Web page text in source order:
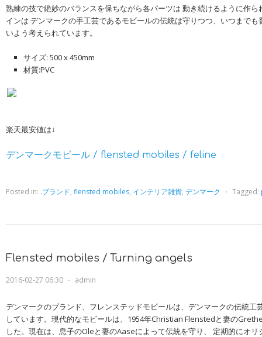
熟練の技で絶妙のバランスを保ちながら各パーツは 動き続けるように作
インは デンマークの手工芸であるモビールの伝統は守りつつ、いつまで
いよう考えられています。
サイズ: 500 x 450mm
材質:PVC
楽天最安値は↓
デンマークモビール / flensted mobiles / feline
Posted in: .ブランド, flensted mobiles, インテリア雑貨, デンマーク ⋅ Tagged:
Flensted mobiles / Turning angels
2016-02-27 06:30 ⋅ admin
デンマークのブランド、フレンステッドモビールは、デンマークの伝統工
しています。現代的なモビールは、1954年Christian Flenstedと妻の
した。現在は、息子のOleと妻のAaseによって伝統を守り、 定期的にオ